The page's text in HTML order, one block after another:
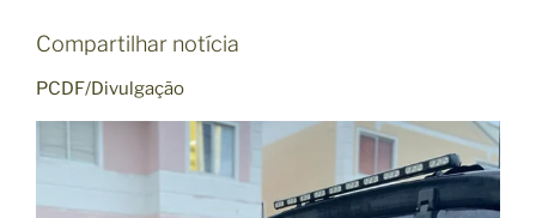
Compartilhar notícia
PCDF/Divulgação